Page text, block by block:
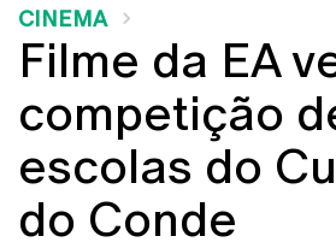
CINEMA
Filme da EA
competição
escolas do
do Conde